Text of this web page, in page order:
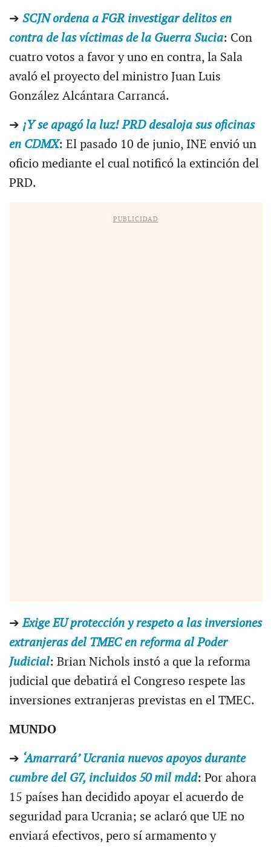
➔ SCJN ordena a FGR investigar delitos en
contra de las víctimas de la Guerra Sucia: Con
cuatro votos a favor y uno en contra, la Sala
avaló el proyecto del ministro Juan Luis
González Alcántara Carrancá.
➔ ¡Y se apagó la luz! PRD desaloja sus oficinas
en CDMX: El pasado 10 de junio, INE envió un
oficio mediante el cual notificó la extinción del
PRD.
PUBLICIDAD
➔Exige EU protección y respeto a las inversiones
extranjeras del TMEC en reforma al Poder
Judicial: Brian Nichols instó a que la reforma
judicial que debatirá el Congreso respete las
inversiones extranjeras previstas en el TMEC.
MUNDO
➔ ‘Amarrará’ Ucrania nuevos apoyos durante
cumbre del G7, incluidos 50 mil mdd: Por ahora
15 países han decidido apoyar el acuerdo de
seguridad para Ucrania; se aclaró que UE no
enviará efectivos, pero sí armamento y